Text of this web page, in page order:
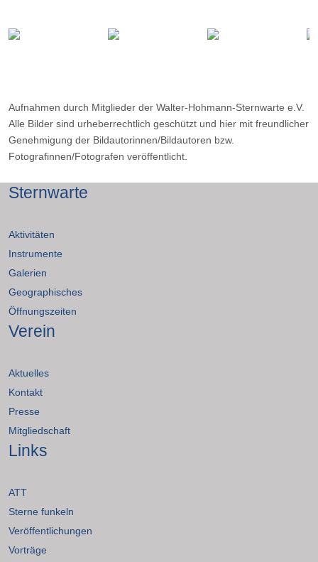
Aufnahmen durch Mitglieder der Walter-Hohmann-Sternwarte e.V.
Alle Bilder sind urheberrechtlich geschützt und hier mit freundlicher
Genehmigung der Bildautorinnen/Bildautoren bzw.
Fotografinnen/Fotografen veröffentlicht.
Sternwarte
Aktivitäten
Instrumente
Galerien
Geographisches
Öffnungszeiten
Verein
Aktuelles
Kontakt
Presse
Mitgliedschaft
Links
ATT
Sterne funkeln
Veröffentlichungen
Vorträge